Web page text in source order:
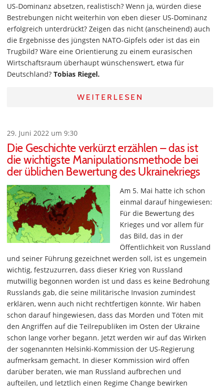
US-Dominanz absetzen, realistisch? Wenn ja, würden diese
Bestrebungen nicht weiterhin von eben dieser US-Dominanz
erfolgreich unterdrückt? Zeigen das nicht (anscheinend) auch
die Ergebnisse des jüngsten NATO-Gipfels oder ist das ein
Trugbild? Wäre eine Orientierung zu einem eurasischen
Wirtschaftsraum überhaupt wünschenswert, etwa für
Deutschland? Tobias Riegel.
WEITERLESEN
29. Juni 2022 um 9:30
Die Geschichte verkürzt erzählen – das ist
die wichtigste Manipulationsmethode bei
der üblichen Bewertung des Ukrainekriegs
Am 5. Mai hatte ich schon
einmal darauf hingewiesen:
Für die Bewertung des
Krieges und vor allem für
das Bild, das in der
Öffentlichkeit von Russland
und seiner Führung gezeichnet werden soll, ist es ungemein
wichtig, festzuzurren, dass dieser Krieg von Russland
mutwillig begonnen worden ist und dass es keine Bedrohung
Russlands gab, die seine militärische Invasion zumindest
erklären, wenn auch nicht rechtfertigen könnte. Wir haben
schon darauf hingewiesen, dass das Morden und Töten mit
den Angriffen auf die Teilrepubliken im Osten der Ukraine
schon lange vorher begann. Jetzt werden wir auf das Wirken
der sogenannten Helsinki-Kommission der US-Regierung
aufmerksam gemacht. In dieser Kommission wird offen
darüber beraten, wie man Russland aufbrechen und
aufteilen, und letztlich einen Regime Change bewirken